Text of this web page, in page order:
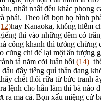
nhất nhất đều khác phong
phái. Theo lời bọn họ bình
hay Kanaoka, không hiếm
thì vào những đêm có
công khanh thì tưởng
cũng chỉ để lại một ấn tượng
tả năm cõi luân hồi (14)
đây tiếng quỉ thần đang
chết thối rữa từ bức tranh
lệnh cho hắn làm thì bà nào
ra ma cả. Bọn xấu miệng cứ